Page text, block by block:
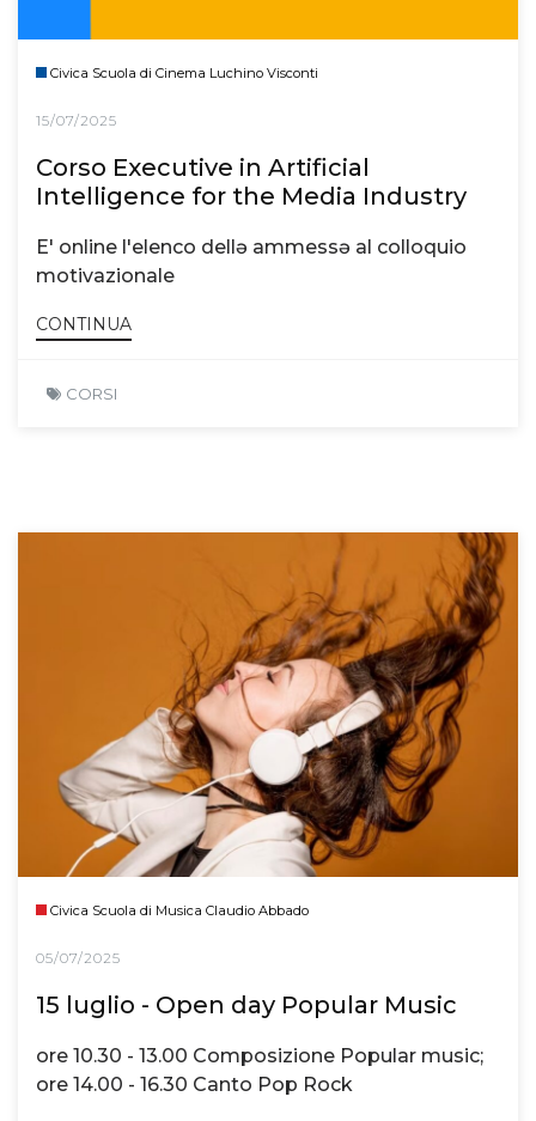
Civica Scuola di Cinema Luchino Visconti
15/07/2025
Corso Executive in Artificial
Intelligence for the Media Industry
E' online l'elenco dellə ammessə al colloquio
motivazionale
CONTINUA
CORSI
Civica Scuola di Musica Claudio Abbado
05/07/2025
15 luglio - Open day Popular Music
ore 10.30 - 13.00 Composizione Popular music;
ore 14.00 - 16.30 Canto Pop Rock